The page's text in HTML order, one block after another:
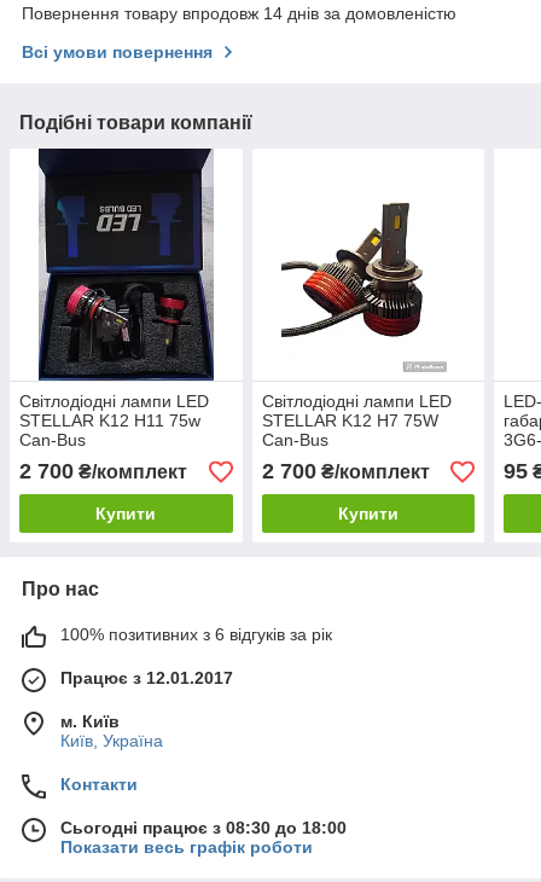
Повернення товару впродовж 14 днів за домовленістю
Всі умови повернення
Подібні товари компанії
Світлодіодні лампи LED
STELLAR K12 H11 75w
Can-Bus
2 700 ₴/комплект
Купити
Світлодіодні лампи LED
STELLAR K12 H7 75W
Can-Bus
2 700₴/комплект
Купити
(1
95
Про нас
100% позитивних з 6 відгуків за рік
Працює з 12.01.2017
м. Київ
Київ, Україна
Контакти
Сьогодні працює з 08:30 до 18:00
Показати весь графік роботи